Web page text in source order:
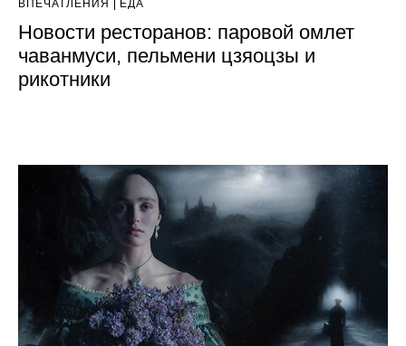
ВПЕЧАТЛЕНИЯ ЕДА
Новости ресторанов: паровой омлет
чаванмуси, пельмени цзяоцзы и
рикотники